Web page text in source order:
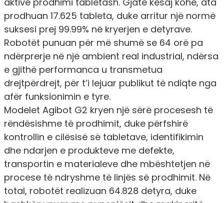
prodhuan 17.625 tableta, duke arritur një normë
suksesi prej 99.99% në kryerjen e detyrave.
Robotët punuan për më shumë se 64 orë pa
ndërprerje në një ambient real industrial, ndërsa
e gjithë performanca u transmetua
drejtpërdrejt, për t’i lejuar publikut të ndiqte nga
afër funksionimin e tyre.
Modelet Agibot G2 kryen një sërë procesesh të
rëndësishme të prodhimit, duke përfshirë
kontrollin e cilësisë së tabletave, identifikimin
dhe ndarjen e produkteve me defekte,
transportin e materialeve dhe mbështetjen në
procese të ndryshme të linjës së prodhimit. Në
total, robotët realizuan 64.828 detyra, duke